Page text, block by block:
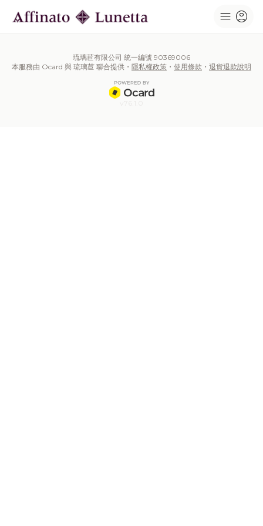
menu account_circle
琉璃苣有限公司 統一編號 90369006
本服務由 Ocard 與 琉璃苣 聯合提供・ 隱私權政策 ・ 使用條款 ・ 退貨退款說明